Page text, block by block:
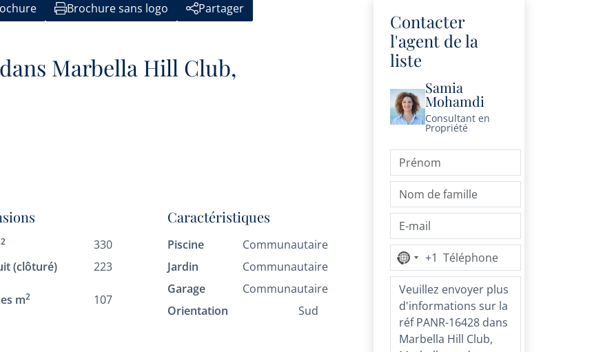
Brochure sans logo Partager
Marbella Hill Club,
2
330
(clôturé)
223
m2 107
Caractéristiques
Piscine
Communautaire
Jardin
Communautaire
Garage
Communautaire
Orientation
Sud
Contacter
l'agent de la
liste
Samia
Mohamdi
Consultant en
Propriété
Aucun
pays
sélectionné
+1